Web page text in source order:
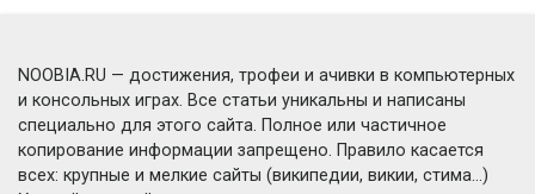
NOOBIA.RU — достижения, трофеи и ачивки в компьютерных
и консольных играх. Все статьи уникальны и написаны
специально для этого сайта. Полное или частичное
копирование информации запрещено. Правило касается
всех: крупные и мелкие сайты (википедии, викии, стима...)